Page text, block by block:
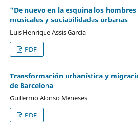
"De nuevo en la esquina los
musicales y sociabilidades urbanas
Luis Henrique Assis García
PDF
Transformación urbanística y
de Barcelona
Guillermo Alonso Meneses
PDF